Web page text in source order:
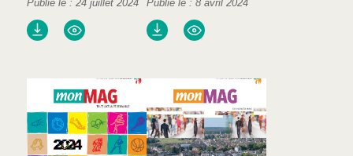
Publié le : 24 juillet 2024
Publié le : 8 avril 2024